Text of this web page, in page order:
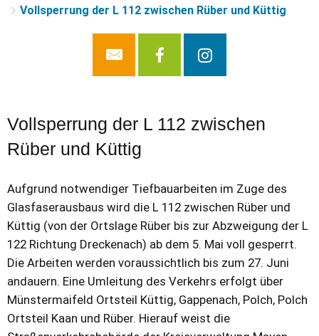
Vollsperrung der L 112 zwischen Rüber und Küttig
Vollsperrung der L 112 zwischen
Rüber und Küttig
Aufgrund notwendiger Tiefbauarbeiten im Zuge des
Glasfaserausbaus wird die L 112 zwischen Rüber und
Küttig (von der Ortslage Rüber bis zur Abzweigung der L
122 Richtung Dreckenach) ab dem 5. Mai voll gesperrt.
Die Arbeiten werden voraussichtlich bis zum 27. Juni
andauern. Eine Umleitung des Verkehrs erfolgt über
Münstermaifeld Ortsteil Küttig, Gappenach, Polch, Polch
Ortsteil Kaan und Rüber. Hierauf weist die